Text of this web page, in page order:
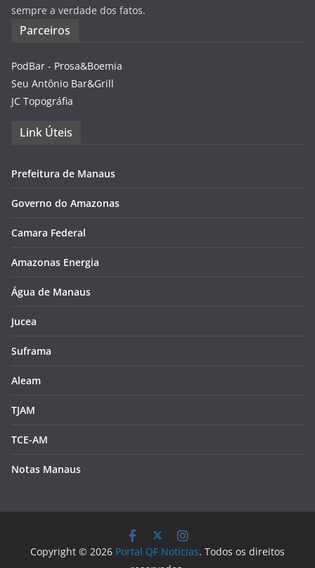
sempre a verdade dos fatos.
Parceiros
PodBar - Prosa&Boemia
Seu Antônio Bar&Grill
JC Topográfia
Link Úteis
Prefeitura de Manaus
Governo do Amazonas
Camara Federal
Amazonas Energia
Água de Manaus
Jucea
Suframa
Aleam
TJAM
TCE-AM
Notas Manaus
Copyright © 2026 Portal QF Notícias. Todos os direitos